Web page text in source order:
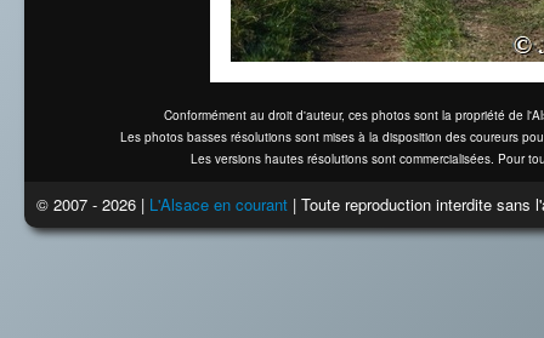
Conformément au droit d'auteur, ces photos sont la propriété de
Les photos basses résolutions sont mises à la disposition des coureurs
Les versions hautes résolutions sont commercialisées. Pour
© 2007 - 2026 | L'Alsace en courant | Toute reproduction interdite sans